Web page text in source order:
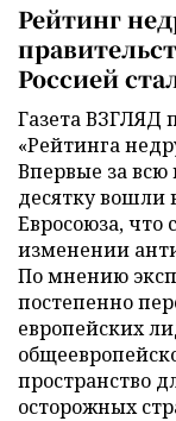
Рейтинг
Россией
Газета ВЗГЛЯД
«Рейтинга
Впервые за всю
десятку вошли
Евросоюза, что
изменении
По мнению
постепенно
европейских
пространство
осторожных